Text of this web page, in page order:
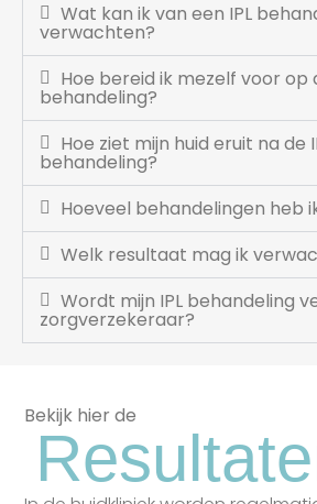
Wat kan ik van een IPL
verwachten?
Hoe bereid ik mezelf voor op
behandeling?
Hoe ziet mijn huid eruit na de
behandeling?
Hoeveel behandelingen heb
Welk resultaat mag ik
Wordt mijn IPL behandeling
zorgverzekeraar?
Bekijk hier de